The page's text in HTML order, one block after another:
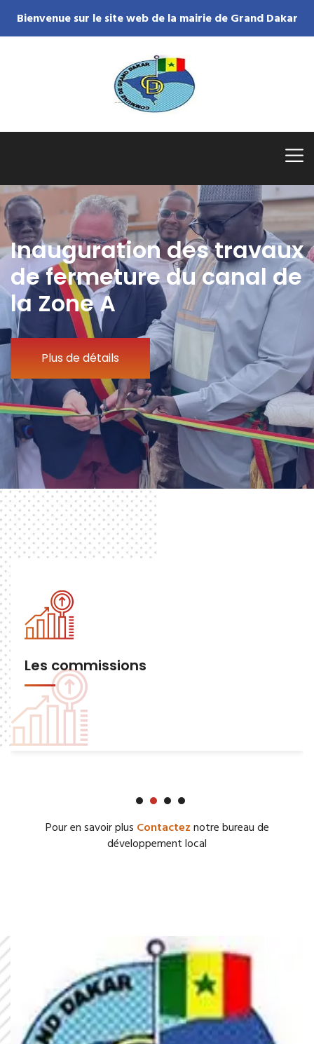
Bienvenue sur le site web de la mairie de Grand Dakar
Inauguration des travaux
de fermeture du canal de
la Zone A
Plus de détails
Les commissions
Pour en savoir plus Contacteznotre bureau de
développement local